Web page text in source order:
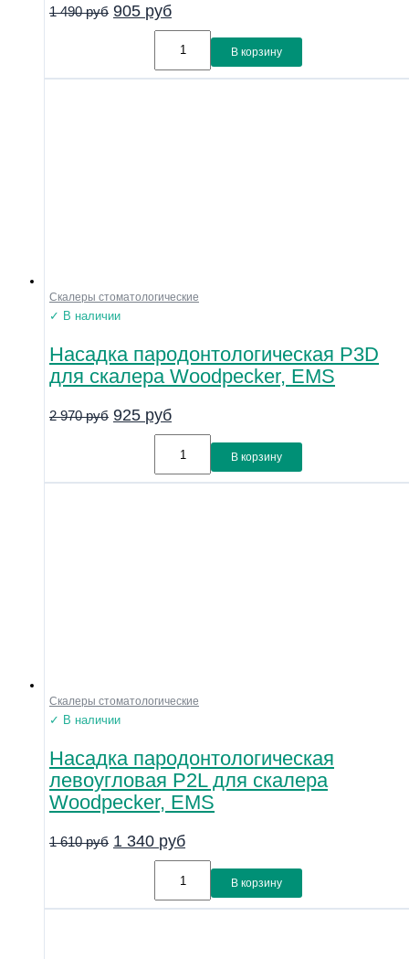
1 490руб 905 руб
В корзину
Скалеры стоматологические
✓ В наличии
Насадка пародонтологическая P3D
для скалера Woodpecker, EMS
2 970руб 925 руб
В корзину
Скалеры стоматологические
✓ В наличии
Насадка пародонтологическая
левоугловая P2L для скалера
Woodpecker, EMS
1 610руб 1 340 руб
В корзину